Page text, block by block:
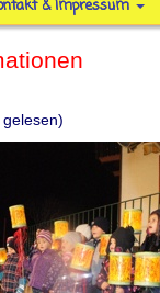
& Impressum
)